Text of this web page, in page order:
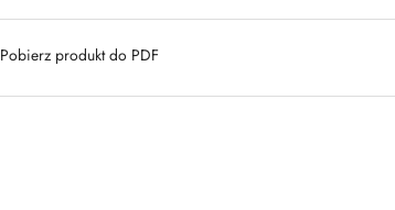
Pobierz produkt do PDF